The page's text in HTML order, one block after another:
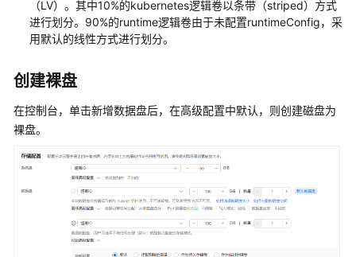
API
权
和
权
（LV）。其中10%的kubernetes逻辑卷以条带（striped）方式
进行划分。90%的runtime逻辑卷由于未配置runtimeConfig，采
用默认的线性方式进行划分。
创建裸盘
在控制台，单击新增数据盘后，在高级配置中默认，则创建磁盘为
裸盘。